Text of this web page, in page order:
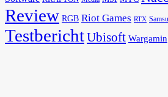
Review RGB Riot Games RTX
TestberichtUbisoft